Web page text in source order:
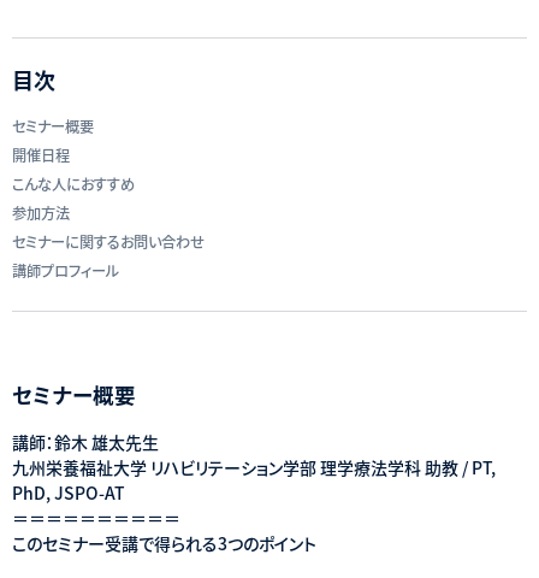
目次
セミナー概要
開催日程
こんな人におすすめ
参加方法
セミナーに関するお問い合わせ
講師プロフィール
セミナー概要
講師：鈴木 雄太先生
九州栄養福祉大学 リハビリテーション学部 理学療法学科 助教 / PT,
PhD, JSPO-AT
＝＝＝＝＝＝＝＝＝＝
このセミナー受講で得られる3つのポイント